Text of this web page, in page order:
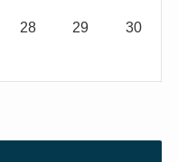
28 29 30